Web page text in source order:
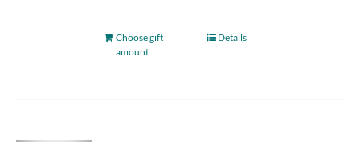
Choose gift
amount
Details